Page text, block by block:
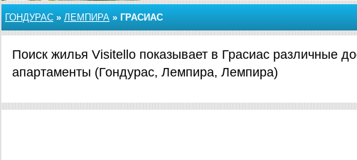
ГОНДУРАС » ЛЕМПИРА » ГРАСИАС
Поиск жилья Visitello показывает в Грасиас различные
апартаменты (Гондурас, Лемпира, Лемпира)